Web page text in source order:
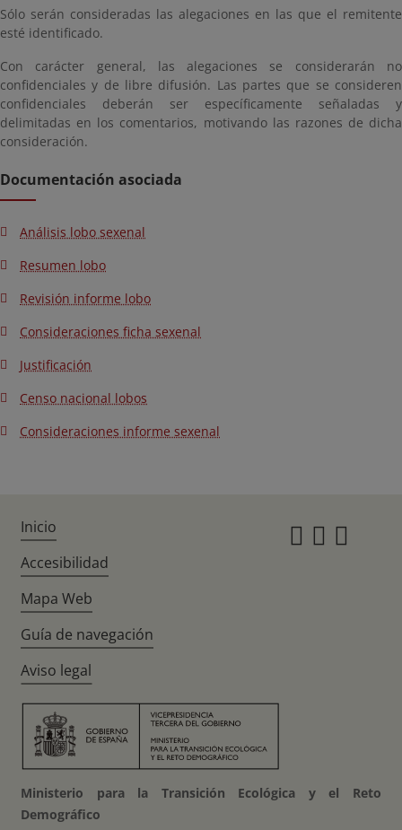
Sólo serán consideradas las alegaciones en las que el remitente
esté identificado.
Con carácter general, las alegaciones se considerarán no
confidenciales y de libre difusión. Las partes que se consideren
confidenciales deberán ser específicamente señaladas y
delimitadas en los comentarios, motivando las razones de dicha
consideración.
Documentación asociada
Análisis lobo sexenal
Resumen lobo
Revisión informe lobo
Consideraciones ficha sexenal
Justificación
Censo nacional lobos
Consideraciones informe sexenal
Inicio
Accesibilidad
Mapa Web
Guía de navegación
Aviso legal
Ministerio para la Transición Ecológica y el Reto
Demográfico